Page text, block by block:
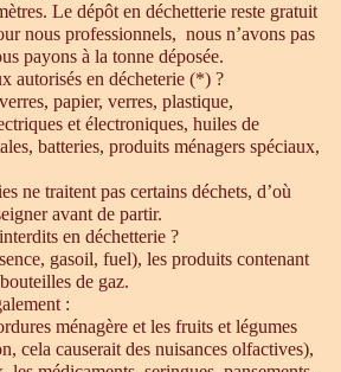
Le dépôt en déchetterie reste gratuit
nous professionnels, nous n’avons pas
payons à la tonne déposée.
autorisés en décheterie (*) ?
papier, verres, plastique,
et électroniques, huiles de
batteries, produits ménagers spéciaux,
ne traitent pas certains déchets, d’où
avant de partir.
en déchetterie ?
gasoil, fuel), les produits contenant
de gaz.
:
ménagère et les fruits et légumes
cela causerait des nuisances olfactives),